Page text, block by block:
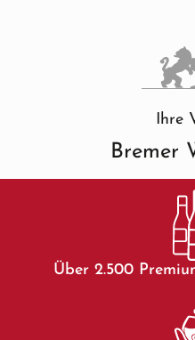
Ihre
Bremer
Über 2.500